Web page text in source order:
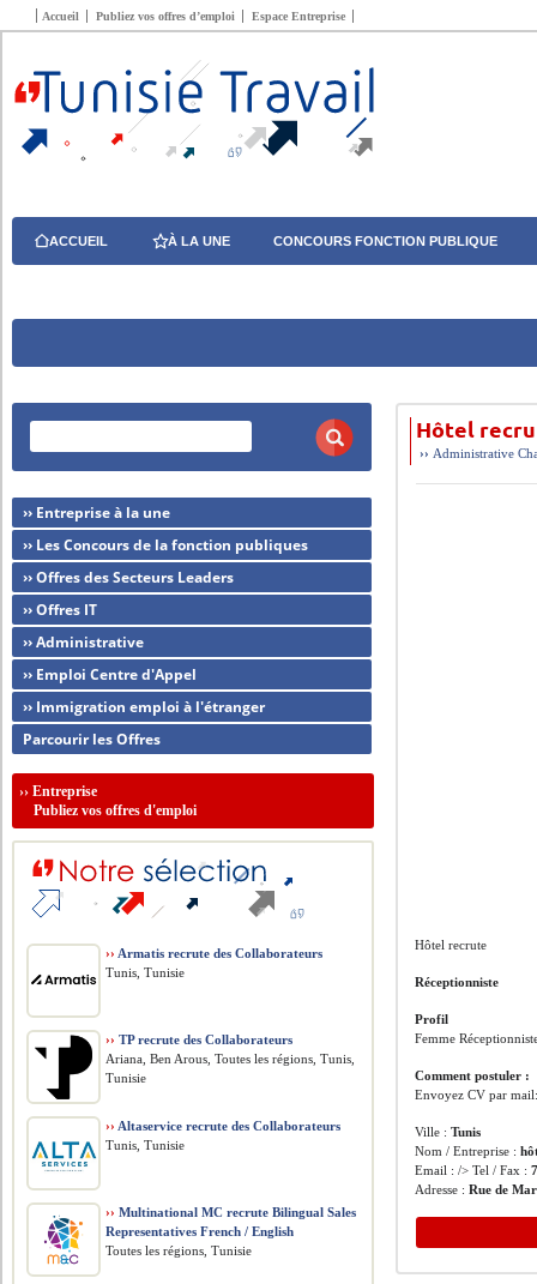
Accueil Publiez vos offres d’emploi Espace Entreprise
ACCUEIL À LA UNE CONCOURS FONCTION PUBLIQUE
Hôtel
›› Administrative
Hôtel recrute
Réceptionniste
Profil
Femme
Comment postuler :
Envoyez CV par
Ville :Tunis
Nom / Entreprise :
Email : /> Tel / Fax :
Adresse :Rue de
›› Entreprise à la une
›› Les Concours de la fonction publiques
›› Offres des Secteurs Leaders
›› Offres IT
›› Administrative
›› Emploi Centre d'Appel
›› Immigration emploi à l'étranger
Parcourir les Offres
››Entreprise
Publiez vos offres d'emploi
›› Armatis recrute des Collaborateurs
Tunis, Tunisie
›› TP recrute des Collaborateurs
Ariana, Ben Arous, Toutes les régions, Tunis,
Tunisie
›› Altaservice recrute des Collaborateurs
Tunis, Tunisie
›› Multinational MC recrute Bilingual Sales
Representatives French / English
Toutes les régions, Tunisie